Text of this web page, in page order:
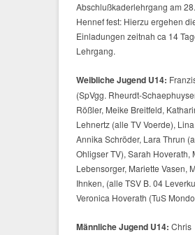
Abschlußkaderlehrgang am
Hennef fest: Hierzu ergehen
Einladungen zeitnah ca 14
Lehrgang.
Weibliche Jugend U14:
(SpVgg. Rheurdt-
Rößler, Meike Breitfeld,
Lehnertz (alle TV Voerde),
Annika Schröder, Lara Thrun
Ohligser TV), Sarah Hoverath,
Lebensorger, Mariette Vasen,
Ihnken, (alle TSV B. 04
Veronica Hoverath (TuS
Männliche Jugend U14: Chris